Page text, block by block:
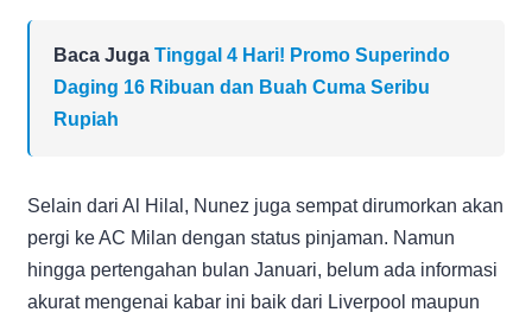
Baca Juga Tinggal 4 Hari! Promo Superindo
Daging 16 Ribuan dan Buah Cuma Seribu
Rupiah
Selain dari Al Hilal, Nunez juga sempat dirumorkan akan
pergi ke AC Milan dengan status pinjaman. Namun
hingga pertengahan bulan Januari, belum ada informasi
akurat mengenai kabar ini baik dari Liverpool maupun